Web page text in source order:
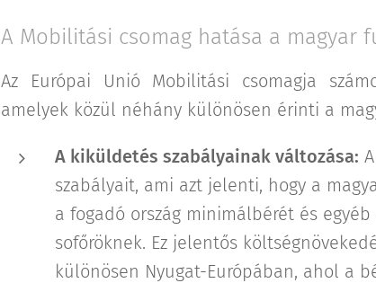
A Mobilitási csomag hatása a magyar
Az Európai Unió Mobilitási csomagja
amelyek közül néhány különösen érinti a
A kiküldetés szabályainak változása:
szabályait, ami azt jelenti, hogy a
a fogadó ország minimálbérét és
sofőröknek. Ez jelentős
különösen Nyugat-Európában, ahol a